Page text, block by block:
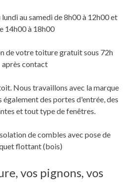
au samedi de 8h00 à 12h00 et
14h00 à 18h00
de votre toiture gratuit sous 72h
après contact
Nous travaillons avec la marque
également des portes d'entrée, des
et tout type de fenêtres.
de combles avec pose de
flottant (bois)
vos pignons, vos